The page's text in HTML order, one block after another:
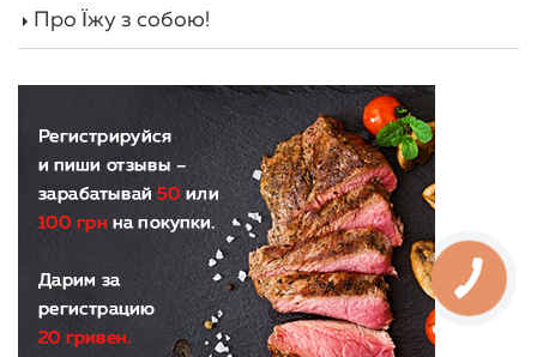
Про Їжу з собою!